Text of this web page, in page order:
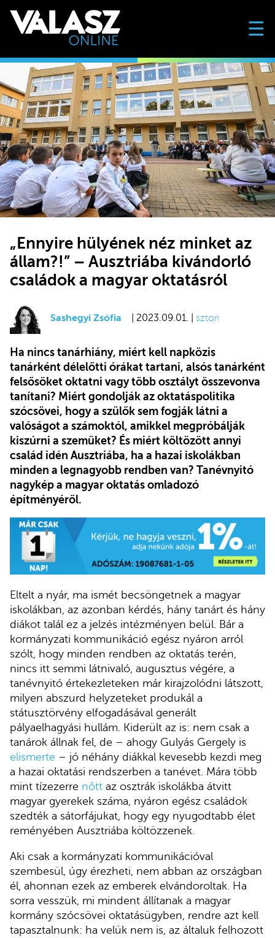
☰
„Ennyire hülyének néz minket az
állam?!” – Ausztriába kivándorló
családok a magyar oktatásról
Sashegyi Zsófia | 2023.09.01. | sztori
Ha nincs tanárhiány, miért kell napközis
tanárként délelőtti órákat tartani, alsós tanárként
felsősöket oktatni vagy több osztályt összevonva
tanítani? Miért gondolják az oktatáspolitika
szócsövei, hogy a szülők sem fogják látni a
valóságot a számoktól, amikkel megpróbálják
kiszúrni a szemüket? És miért költözött annyi
család idén Ausztriába, ha a hazai iskolákban
minden a legnagyobb rendben van? Tanévnyitó
nagykép a magyar oktatás omladozó
építményéről.
Eltelt a nyár, ma ismét becsöngetnek a magyar
iskolákban, az azonban kérdés, hány tanárt és hány
diákot talál ez a jelzés intézményen belül. Bár a
kormányzati kommunikáció egész nyáron arról
szólt, hogy minden rendben az oktatás terén,
nincs itt semmi látnivaló, augusztus végére, a
tanévnyitó értekezleteken már kirajzolódni látszott,
milyen abszurd helyzeteket produkál a
státusztörvény elfogadásával generált
pályaelhagyási hullám. Kiderült az is: nem csak a
tanárok állnak fel, de – ahogy Gulyás Gergely is
elismerte – jó néhány diákkal kevesebb kezdi meg
a hazai oktatási rendszerben a tanévet. Mára több
mint tízezerre nőtt az osztrák iskolákba átvitt
magyar gyerekek száma, nyáron egész családok
szedték a sátorfájukat, hogy egy nyugodtabb élet
reményében Ausztriába költözzenek.
Aki csak a kormányzati kommunikációval
szembesül, úgy érezheti, nem abban az országban
él, ahonnan ezek az emberek elvándoroltak. Ha
sorra vesszük, mi mindent állítanak a magyar
kormány szócsövei oktatásügyben, rendre azt kell
tapasztalnunk: ha velük nem is, az általuk felhozott